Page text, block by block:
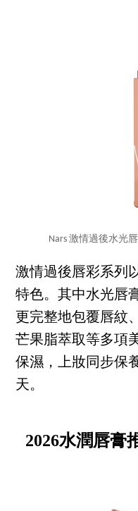
Nars 激情過後水光唇
激情過後唇彩系列
特色。其中水光唇
更完整地包覆唇紋
芒果脂萃取等多項
保濕，上妝同步保
天。
2026水潤唇膏